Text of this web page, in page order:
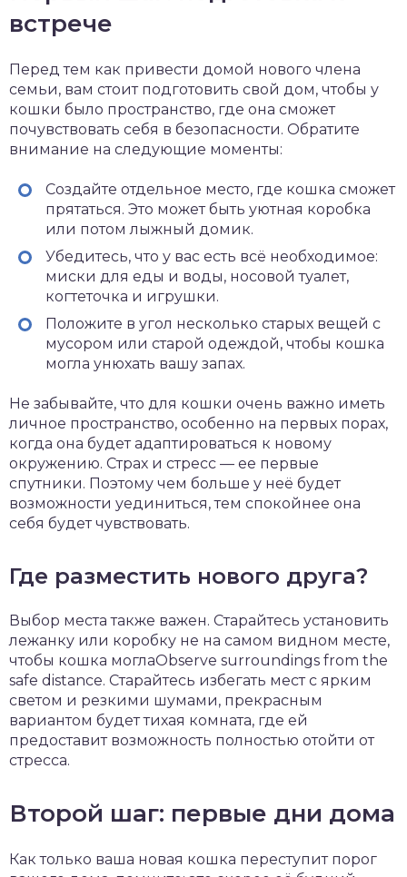
встрече
Перед тем как привести домой нового члена
семьи, вам стоит подготовить свой дом, чтобы у
кошки было пространство, где она сможет
почувствовать себя в безопасности. Обратите
внимание на следующие моменты:
Создайте отдельное место, где кошка сможет
прятаться. Это может быть уютная коробка
или потом лыжный домик.
Убедитесь, что у вас есть всё необходимое:
миски для еды и воды, носовой туалет,
когтеточка и игрушки.
Положите в угол несколько старых вещей с
мусором или старой одеждой, чтобы кошка
могла унюхать вашу запах.
Не забывайте, что для кошки очень важно иметь
личное пространство, особенно на первых порах,
когда она будет адаптироваться к новому
окружению. Страх и стресс — ее первые
спутники. Поэтому чем больше у неё будет
возможности уединиться, тем спокойнее она
себя будет чувствовать.
Где разместить нового друга?
Выбор места также важен. Старайтесь установить
лежанку или коробку не на самом видном месте,
чтобы кошка моглаObserve surroundings from the
safe distance. Старайтесь избегать мест с ярким
светом и резкими шумами, прекрасным
вариантом будет тихая комната, где ей
предоставит возможность полностью отойти от
стресса.
Второй шаг: первые дни дома
Как только ваша новая кошка переступит порог